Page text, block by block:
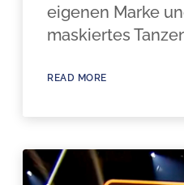
eigenen Marke
maskiertes
READ MORE